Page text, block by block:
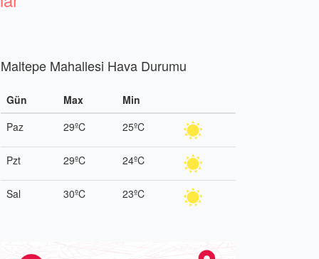
Maltepe Mahallesi Hava Durumu
Gün Max
Min
Paz
29ºC 25ºC
Pzt 29ºC 24ºC
Sal 30ºC 23ºC